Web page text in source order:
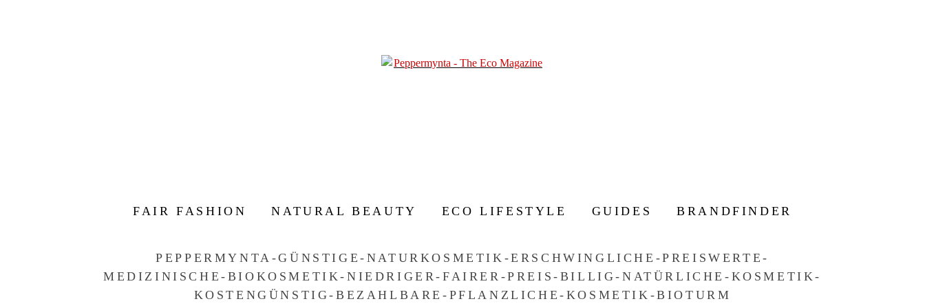
FAIR FASHION NATURAL BEAUTY ECO LIFESTYLE GUIDES BRANDFINDER
PEPPERMYNTA-GÜNSTIGE-NATURKOSMETIK-ERSCHWINGLICHE-PREISWERTE-
MEDIZINISCHE-BIOKOSMETIK-NIEDRIGER-FAIRER-PREIS-BILLIG-NATÜRLICHE-KOSMETIK-
KOSTENGÜNSTIG-BEZAHLBARE-PFLANZLICHE-KOSMETIK-BIOTURM